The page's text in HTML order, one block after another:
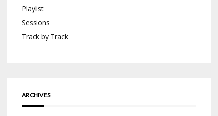
Playlist
Sessions
Track by Track
ARCHIVES